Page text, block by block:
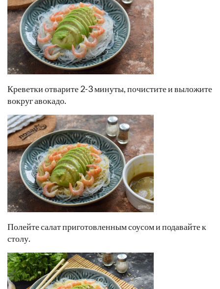
Креветки отварите 2-3 минуты, почистите и выложите
вокруг авокадо.
Полейте салат приготовленным соусом и подавайте к
столу.